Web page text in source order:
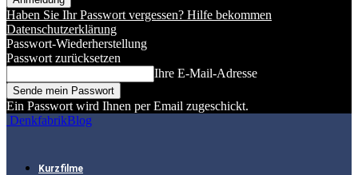
Haben Sie Ihr Passwort vergessen? Hilfe bekommen
Datenschutzerklärung
Passwort-Wiederherstellung
Passwort zurücksetzen
Ihre E-Mail-Adresse
Ein Passwort wird Ihnen per Email zugeschickt.
DenkfabrikBlog
Kurzfilme